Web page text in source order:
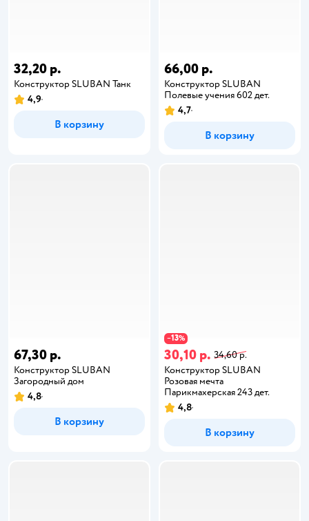
32,20 р.
Конструктор SLUBAN Танк
4,9
В корзину
66,00 р.
Конструктор SLUBAN
Полевые учения 602 дет.
4,7
В корзину
67,30 р.
Конструктор SLUBAN
Загородный дом
4,8
В корзину
−13%
30,10 р. 34,60 р.
Конструктор SLUBAN
Розовая мечта
Парикмахерская 243 дет.
4,8
В корзину